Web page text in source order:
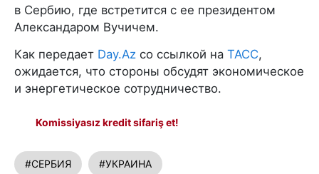
в Сербию, где встретится с ее президентом
Александаром Вучичем.
Как передает Day.Az со ссылкой на ТАСС,
ожидается, что стороны обсудят экономическое
и энергетическое сотрудничество.
Komissiyasız kredit sifariş et!
#СЕРБИЯ #УКРАИНА